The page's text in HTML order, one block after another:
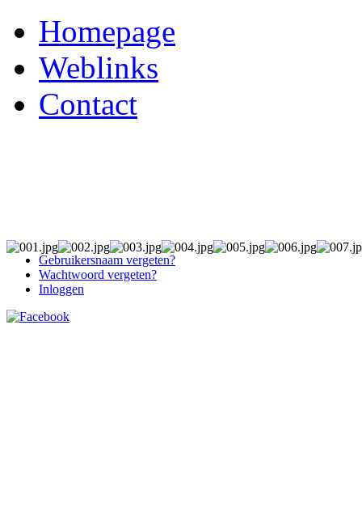
Homepage
Weblinks
Contact
Gebruikersnaam vergeten?
Wachtwoord vergeten?
Inloggen